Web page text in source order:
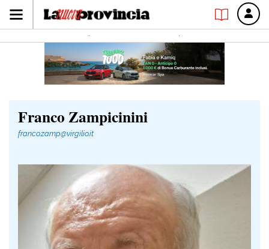
Franco Zampicinini
franco.zamp@virgilio.it